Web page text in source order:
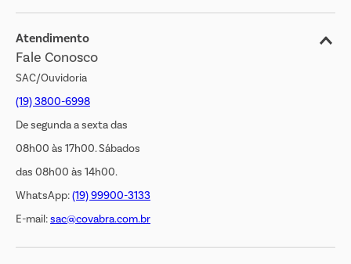
Jornal de Ofertas
Transparência Salarial
Atendimento
Fale Conosco
SAC/Ouvidoria
(19) 3800-6998
De segunda a sexta das
08h00 às 17h00. Sábados
das 08h00 às 14h00.
WhatsApp:(19) 99900-3133
E-mail:sac@covabra.com.br